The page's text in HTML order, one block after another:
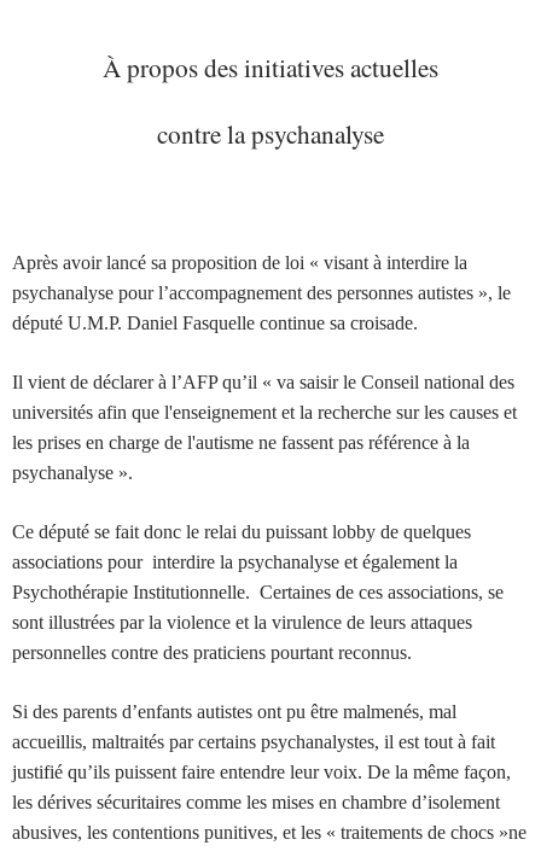
À propos des initiatives actuelles
contre la psychanalyse
Après avoir lancé sa proposition de loi « visant à interdire la
psychanalyse pour l’accompagnement des personnes autistes », le
député U.M.P. Daniel Fasquelle continue sa croisade.
Il vient de déclarer à l’AFP qu’il « va saisir le Conseil national des
universités afin que l'enseignement et la recherche sur les causes et
les prises en charge de l'autisme ne fassent pas référence à la
psychanalyse ».
Ce député se fait donc le relai du puissant lobby de quelques
associations pour interdire la psychanalyse et également la
Psychothérapie Institutionnelle. Certaines de ces associations, se
sont illustrées par la violence et la virulence de leurs attaques
personnelles contre des praticiens pourtant reconnus.
Si des parents d’enfants autistes ont pu être malmenés, mal
accueillis, maltraités par certains psychanalystes, il est tout à fait
justifié qu’ils puissent faire entendre leur voix. De la même façon,
les dérives sécuritaires comme les mises en chambre d’isolement
abusives, les contentions punitives, et les « traitements de chocs »ne